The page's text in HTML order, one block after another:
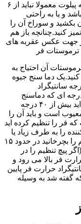
رنگ شعله پیلوت باید آبی باشد و طول شعله پیلوت معمولا نباید از ۶
و یا به راحتی
و سوراخ آن را
کنید.چنانچه باز هم
در جهت عکس عقربه های
فر
آن احتیاج به
دما سنج جیوه
گذاشته و درجه فر را روی ۱۸۰ درجه سانتیگراد
دقیقه اختلاف درجه ای که دماسنج
نشان می دهد با آنچه که فر را تنظیم کرده اید بیش از ۴۰ درجه
است و باید آن را
فر را تنظیم کرده اید
را به طرف زیاد یا
کم بچرخانید.هر یک چهارم دور که پیچ تنظیم را بچرخانید در حدود ۱۵
پیچ تنظیم را در
گراد حرارت فر بالا می رود و
شود ۱۵ درجه سانتیگراد حرارت فر پایین
گفته شد به وسیله